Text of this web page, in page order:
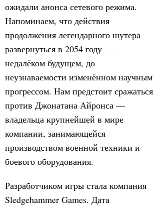
ожидали анонса сетевого режима.
Напоминаем, что действия
продолжения легендарного шутера
развернуться в 2054 году —
недалёком будущем, до
неузнаваемости изменённом научным
прогрессом. Нам предстоит сражаться
против Джонатана Айронса —
владельца крупнейшей в мире
компании, занимающейся
производством военной техники и
боевого оборудования.
Разработчиком игры стала компания
Sledgehammer Games. Дата